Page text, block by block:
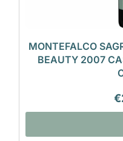
MONTEFALCO
BEAUTY 2007
€